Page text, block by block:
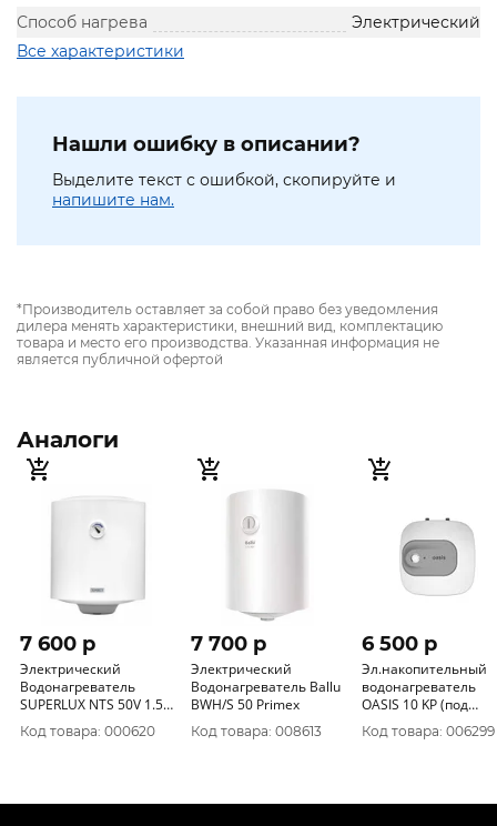
Способ нагрева
Электрический
Все характеристики
Нашли ошибку в описании?
Выделите текст с ошибкой, скопируйте и
напишите нам.
*Производитель оставляет за собой право без уведомления
дилера менять характеристики, внешний вид, комплектацию
товара и место его производства. Указанная информация не
является публичной офертой
Аналоги
7 600 p
Электрический
Водонагреватель
SUPERLUX NTS 50V 1.5K
(SU)
Код товара: 000620
7 700 p
Электрический
Водонагреватель Ballu
BWH/S 50 Primex
Код товара: 008613
6 500 p
Эл.накопительный
водонагреватель
OASIS 10 KP (под
раковиной)
Код товара: 006299